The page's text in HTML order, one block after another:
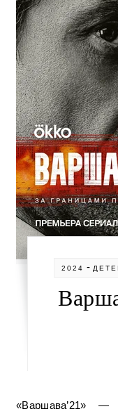
2024 -
«Варшава’21» — Сюжет разворачивается вокруг